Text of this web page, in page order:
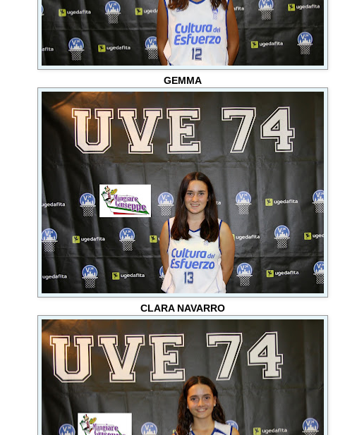
GEMMA
CLARA NAVARRO